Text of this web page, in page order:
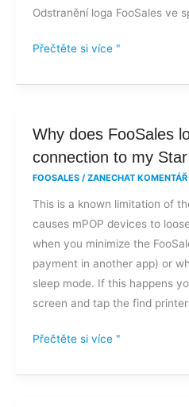
Odstranění loga FooSales ve
Přečtěte si více "
Why does FooSales
connection to my
FOOSALES / ZANECHAT KOMENTÁŘ
This is a known limitation of
causes mPOP devices to
when you minimize the
payment in another app) or
sleep mode. If this happens
screen and tap the find
Why
does
its
Bluetooth
connection
to
my
Star
Přečtěte si více "